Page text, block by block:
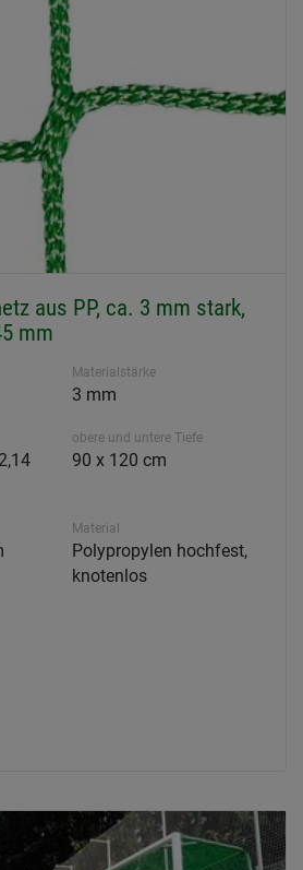
aus PP, ca. 3 mm stark,
mm
Materialstärke
3 mm
obere und untere Tiefe
90 x 120 cm
Material
Polypropylen hochfest,
knotenlos